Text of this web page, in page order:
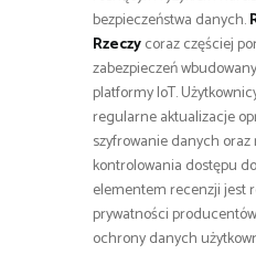
bezpieczeństwa danych.
Rzeczycoraz częściej
zabezpieczeń
platformy IoT.
regularne aktualizacje
szyfrowanie danych oraz
kontrolowania dostępu
elementem recenzji jest
prywatności
ochrony danych